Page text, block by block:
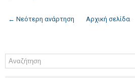
← Νεότερη ανάρτηση Αρχική σελίδα